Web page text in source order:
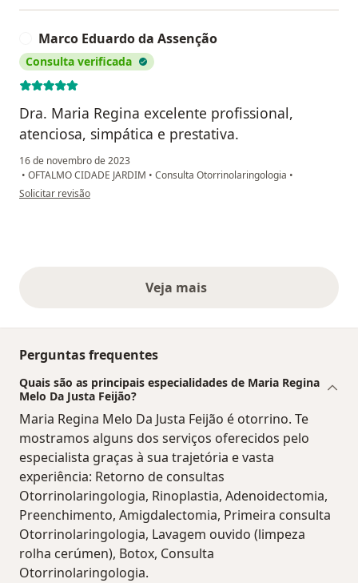
Marco Eduardo da Assenção
Consulta verificada
Dra. Maria Regina excelente profissional,
atenciosa, simpática e prestativa.
16 de novembro de 2023
• OFTALMO CIDADE JARDIM • Consulta Otorrinolaringologia •
na opinião do utilizador Marco Eduardo da Assenção
Solicitar revisão
Veja maisopiniões acima
Perguntas frequentes
Quais são as principais especialidades de Maria Regina
Melo Da Justa Feijão?
Maria Regina Melo Da Justa Feijão é otorrino. Te
mostramos alguns dos serviços oferecidos pelo
especialista graças à sua trajetória e vasta
experiência: Retorno de consultas
Otorrinolaringologia, Rinoplastia, Adenoidectomia,
Preenchimento, Amigdalectomia, Primeira consulta
Otorrinolaringologia, Lavagem ouvido (limpeza
rolha cerúmen), Botox, Consulta
Otorrinolaringologia.